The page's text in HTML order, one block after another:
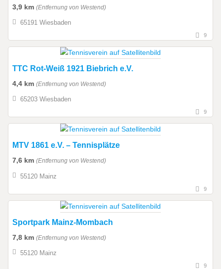
3,9 km (Entfernung von Westend)
65191 Wiesbaden
9
TTC Rot-Weiß 1921 Biebrich e.V.
4,4 km (Entfernung von Westend)
65203 Wiesbaden
9
MTV 1861 e.V. – Tennisplätze
7,6 km (Entfernung von Westend)
55120 Mainz
9
Sportpark Mainz-Mombach
7,8 km (Entfernung von Westend)
55120 Mainz
9